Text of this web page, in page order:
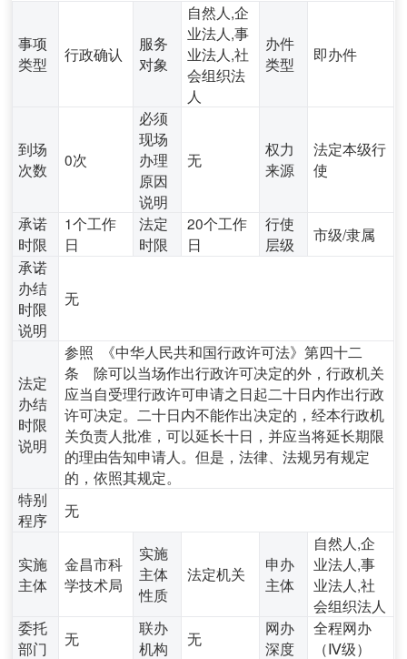
事项
类型
行政确认
服务
对象
自然人,企
业法人,事
业法人,社
会组织法
人
办件
类型
即办件
到场
次数
0次
必须
现场
办理
原因
说明
无
权力
来源
法定本级行
使
承诺
时限
1个工作
日
法定
时限
20个工作
日
行使
层级
市级/隶属
承诺
办结
时限
说明
无
法定
办结
时限
说明
参照 《中华人民共和国行政许可法》第四十二
条 除可以当场作出行政许可决定的外，行政机关
应当自受理行政许可申请之日起二十日内作出行政
许可决定。二十日内不能作出决定的，经本行政机
关负责人批准，可以延长十日，并应当将延长期限
的理由告知申请人。但是，法律、法规另有规定
的，依照其规定。
特别
程序
无
实施
主体
金昌市科
学技术局
实施
主体
性质
法定机关
申办
主体
自然人,企
业法人,事
业法人,社
会组织法人
委托
部门
无
联办
机构
无
网办
深度
全程网办
（Ⅳ级）